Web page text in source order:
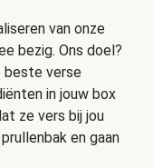
van onze
bezig. Ons doel?
beste verse
in jouw box
ze vers bij jou
en gaan